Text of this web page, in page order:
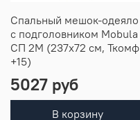
Спальный мешок-одеяло
c подголовником Mobula
СП 2M (237x72 см, Ткомф
+15)
5027 руб
В корзину